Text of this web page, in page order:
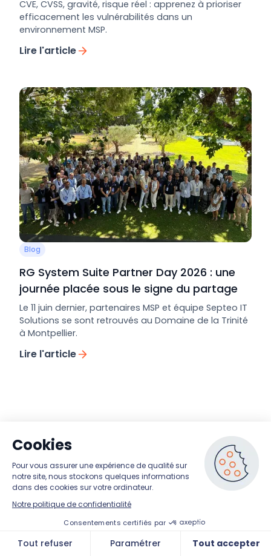
CVE, CVSS, gravité, risque réel : apprenez à prioriser
efficacement les vulnérabilités dans un
environnement MSP.
Lire l'article
Blog
RG System Suite Partner Day 2026 : une
journée placée sous le signe du partage
Le 11 juin dernier, partenaires MSP et équipe Septeo IT
Solutions se sont retrouvés au Domaine de la Trinité
à Montpellier.
Lire l'article
Prêts à simplifier la gestion
de vos services IT ?
Testez RG System Suite gratuitement
pendant 30 jours ou découvrez nos
solutions en action.